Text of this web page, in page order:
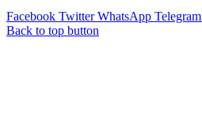
Facebook Twitter WhatsApp Telegram
Back to top button